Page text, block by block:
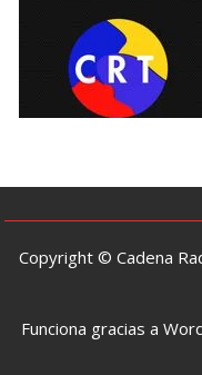
Copyright © Cadena
Funciona gracias a